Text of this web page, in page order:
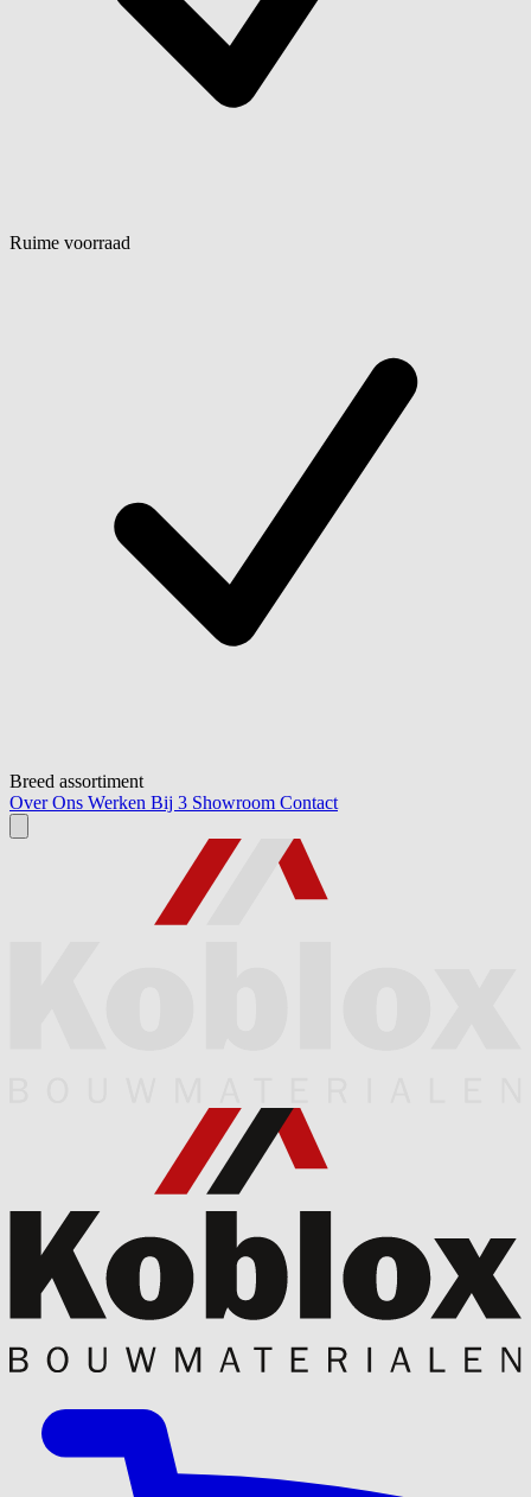
Ruime voorraad
Breed assortiment
Over Ons Werken Bij 3 Showroom Contact